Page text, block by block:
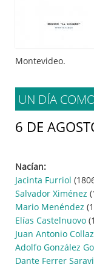
Montevideo.
UN DÍA
6 DE
Nacían:
Jacinta Furriol
Salvador Ximénez
Mario Menéndez
Elías Castelnuovo
Juan Antonio
Adolfo González
Dante Ferrer